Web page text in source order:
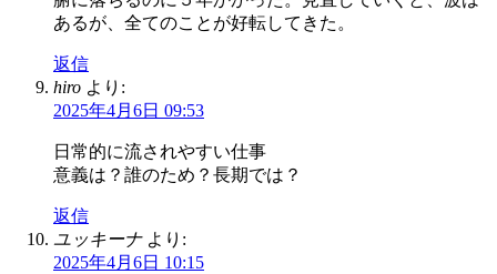
あるが、全てのことが好転してきた。
返信
hiro より:
2025年4月6日 09:53
日常的に流されやすい仕事
意義は？誰のため？長期では？
返信
ユッキーナ より:
2025年4月6日 10:15